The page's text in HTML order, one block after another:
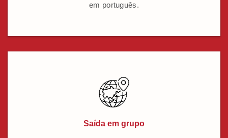
em português.
Saída em grupo